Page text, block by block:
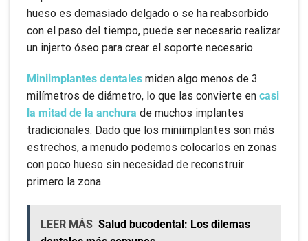
hueso es demasiado delgado o se ha reabsorbido
con el paso del tiempo, puede ser necesario realizar
un injerto óseo para crear el soporte necesario.
Miniimplantes dentales miden algo menos de 3
milímetros de diámetro, lo que las convierte en casi
la mitad de la anchura de muchos implantes
tradicionales. Dado que los miniimplantes son más
estrechos, a menudo podemos colocarlos en zonas
con poco hueso sin necesidad de reconstruir
primero la zona.
LEER MÁS Salud bucodental: Los dilemas